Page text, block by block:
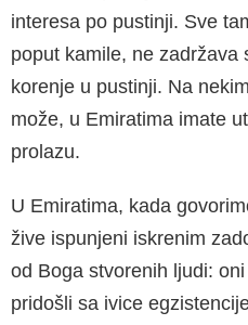
interesa po pustinji. Sve
poput kamile, ne zadržava
korenje u pustinji. Na
može, u Emiratima imate
prolazu.
U Emiratima, kada
žive ispunjeni iskrenim
od Boga stvorenih ljudi:
pridošli sa ivice